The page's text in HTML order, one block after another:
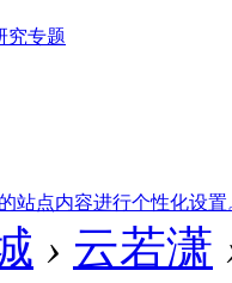
究专题
站点内容进行个性化设置
› 云若潇